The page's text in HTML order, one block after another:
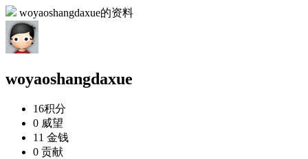
woyaoshangdaxue的资料
woyaoshangdaxue
16积分
0 威望
11 金钱
0 贡献